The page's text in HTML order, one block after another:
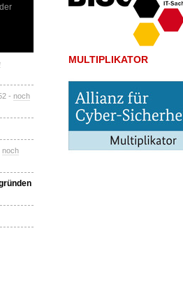
- noch
noch
MULTIPLIKATOR